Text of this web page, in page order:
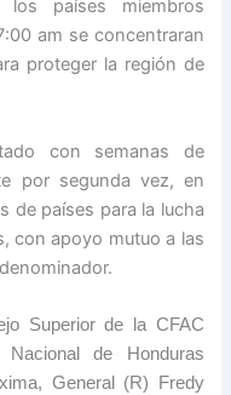
los países miembros
am se concentraran
proteger la región de
con semanas de
por segunda vez, en
de países para la lucha
con apoyo mutuo a las
Superior de la CFAC
de Honduras
General (R) Fredy